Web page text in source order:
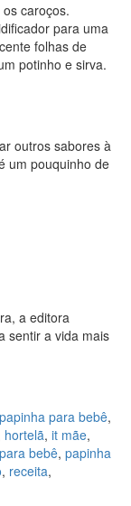
caroços.
para uma
folhas de
potinho e sirva.
outros sabores à
um pouquinho de
a editora
sentir a vida mais
para bebê,
hortelã, it mãe,
bebê, papinha
, receita,